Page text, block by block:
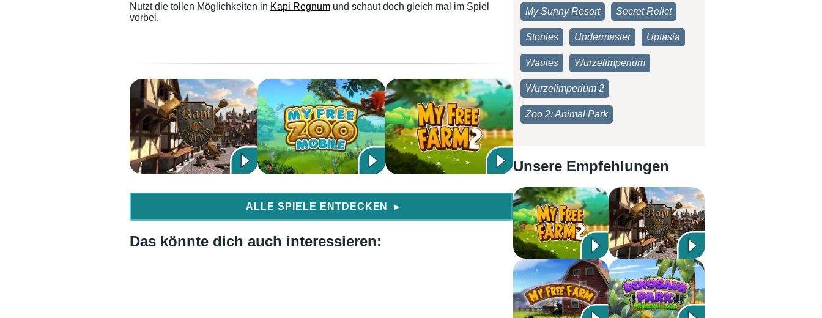
Nutzt die tollen Möglichkeiten in Kapi Regnum und schaut doch gleich mal im Spiel
vorbei.
ALLE SPIELE ENTDECKEN ▶
Das könnte dich auch interessieren:
My Sunny Resort Secret Relict
Stonies Undermaster Uptasia
Wauies Wurzelimperium
Wurzelimperium 2
Zoo 2: Animal Park
Unsere Empfehlungen